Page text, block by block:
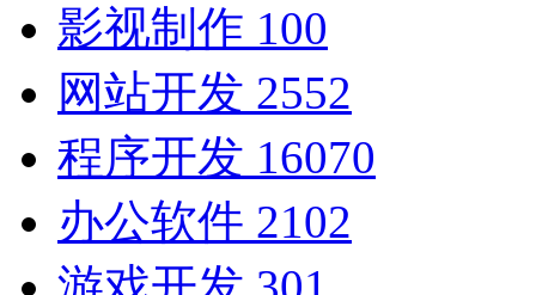
影视制作 100
网站开发 2552
程序开发 16070
办公软件 2102